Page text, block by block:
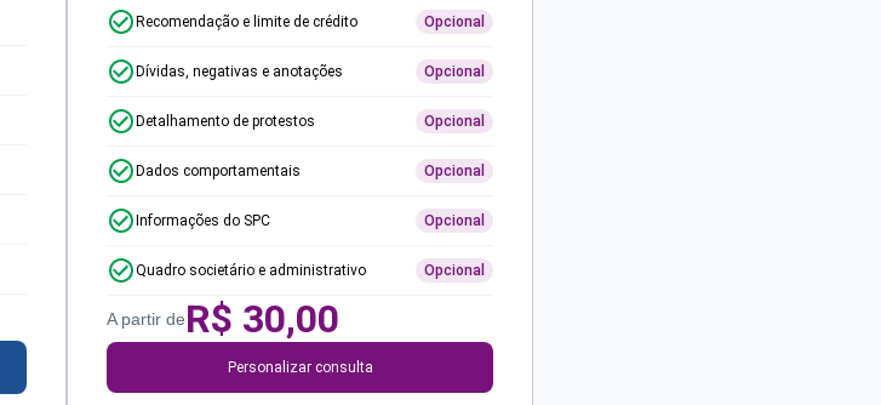
Recomendação e limite de crédito Opcional
Dívidas, negativas e anotações Opcional
Detalhamento de protestos Opcional
Dados comportamentais Opcional
Informações do SPC Opcional
Quadro societário e administrativo Opcional
A partir deR$ 30,00
Personalizar consulta